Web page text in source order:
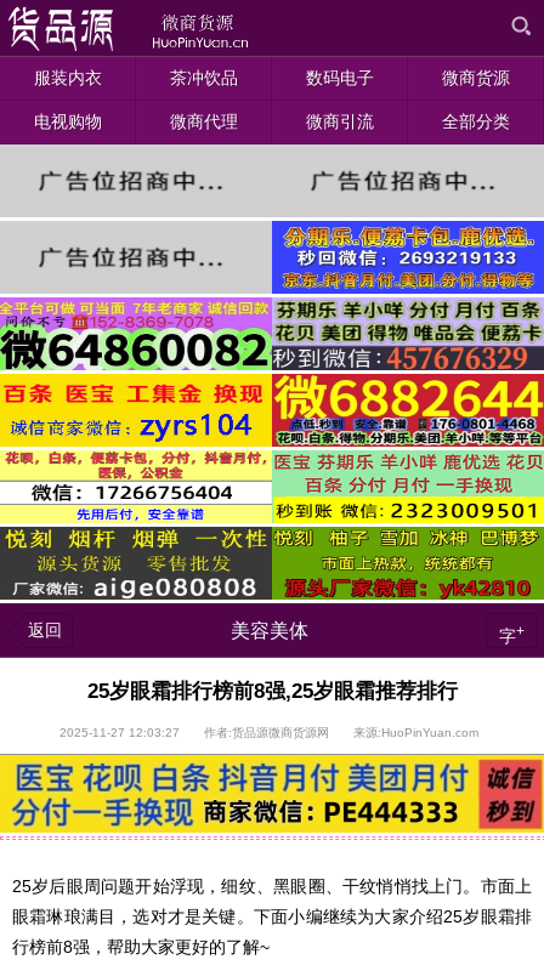
服装内衣 茶冲饮品 数码电子 微商货源
电视购物 微商代理 微商引流 全部分类
返回 美容美体 字+
25岁眼霜排行榜前8强,25岁眼霜推荐排行
2025-11-27 12:03:27 作者:货品源微商货源网 来源:HuoPinYuan.com
25岁后眼周问题开始浮现，细纹、黑眼圈、干纹悄悄找上门。市面上
眼霜琳琅满目，选对才是关键。下面小编继续为大家介绍25岁眼霜排
行榜前8强，帮助大家更好的了解~